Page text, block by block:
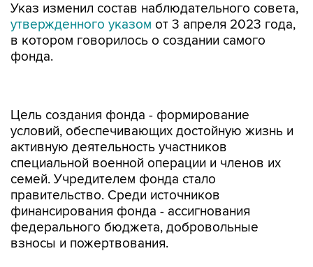
Указ изменил состав наблюдательного совета,
утвержденного указом от 3 апреля 2023 года,
в котором говорилось о создании самого
фонда.
активную деятельность участников
специальной военной операции и членов их
семей. Учредителем фонда стало
правительство. Среди источников
финансирования фонда - ассигнования
федерального бюджета, добровольные
взносы и пожертвования.
Руководят фондом наблюдательный совет